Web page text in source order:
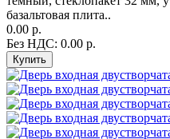
базальтовая плита..
0.00 р.
Без НДС: 0.00 р.